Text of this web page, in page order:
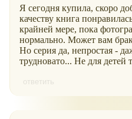
Я сегодня купила, скоро
качеству книга
крайней мере, пока
нормально. Может вам
Но серия да, непростая -
трудновато... Не для детей
ответить